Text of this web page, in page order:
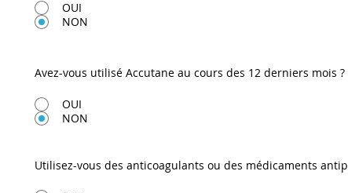
OUI
NON
Avez-vous utilisé Accutane au cours des 12 derniers mois ?
OUI
NON
Utilisez-vous des anticoagulants ou des médicaments